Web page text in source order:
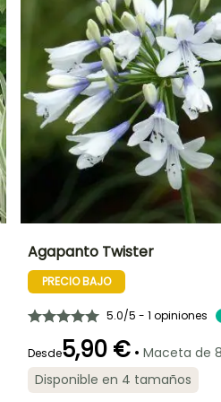
Altura en la
madurez
60 cm 50 cm
Periodo de floración
Periodo de
Agapanto Twister
PRECIO BAJO
5.0/5 - 1 opiniones
Desde5,90 € • Maceta de
Disponible en 4 tamaños